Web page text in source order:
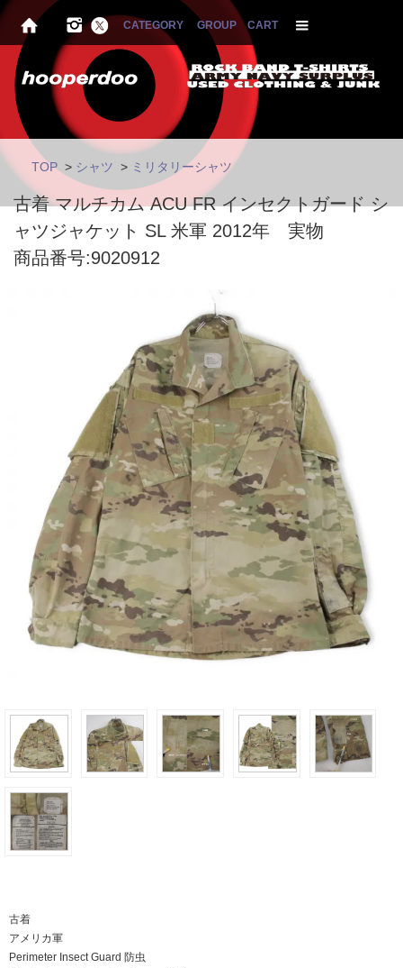
CATEGORY GROUP CART
TOP > シャツ > ミリタリーシャツ
古着 マルチカム ACU FR インセクトガード シ
ャツジャケット SL 米軍 2012年 実物
商品番号:9020912
古着
アメリカ軍
Perimeter Insect Guard 防虫